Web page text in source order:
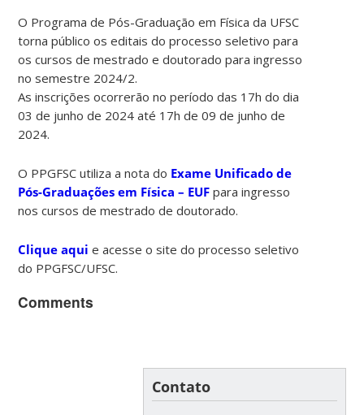
O Programa de Pós-Graduação em Física da UFSC
torna público os editais do processo seletivo para
os cursos de mestrado e doutorado para ingresso
no semestre 2024/2.
As inscrições ocorrerão no período das 17h do dia
03 de junho de 2024 até 17h de 09 de junho de
2024.
O PPGFSC utiliza a nota do Exame Unificado de
Pós-Graduações em Física – EUF para ingresso
nos cursos de mestrado de doutorado.
Clique aquie acesse o site do processo seletivo
do PPGFSC/UFSC.
Comments
Contato